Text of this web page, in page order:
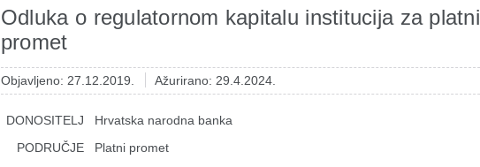
Odluka o regulatornom kapitalu institucija za platni
promet
Objavljeno: 27.12.2019. Ažurirano: 29.4.2024.
DONOSITELJ
Hrvatska narodna banka
PODRUČJE
Platni promet